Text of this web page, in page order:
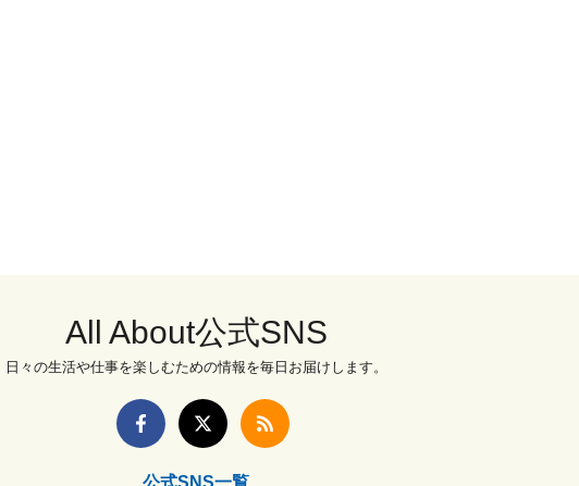
All About公式SNS
日々の生活や仕事を楽しむための情報を毎日お届けします。
公式SNS一覧